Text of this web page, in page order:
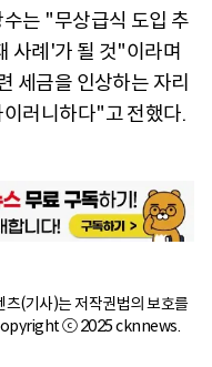
는 "무상급식 도입 추
사례'가 될 것"이라며
세금을 인상하는 자리
러니하다"고 전했다.
(기사)는 저작권법의 보호를
Copyright ⓒ 2025 cknnews.